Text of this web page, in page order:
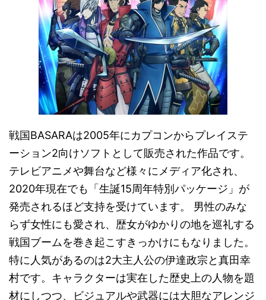
戦国BASARAは2005年にカプコンからプレイステ
ーション2向けソフトとして販売された作品です。
テレビアニメや舞台など様々にメディア化され、
2020年現在でも「生誕15周年特別パッケージ」が
発売されるほど支持を受けています。 男性のみな
らず女性にも愛され、歴女がゆかりの地を巡礼する
戦国ブームを巻き起こすきっかけにもなりました。
特に人気があるのは2大主人公の伊達政宗と真田幸
村です。キャラクターは実在した歴史上の人物を題
材にしつつ、ビジュアルや武器には大胆なアレンジ